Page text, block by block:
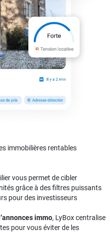
immobilières rentables
vous permet de cibler
grâce à des filtres puissants
pour des investisseurs
immo, LyBox centralise
pour vous éviter de les